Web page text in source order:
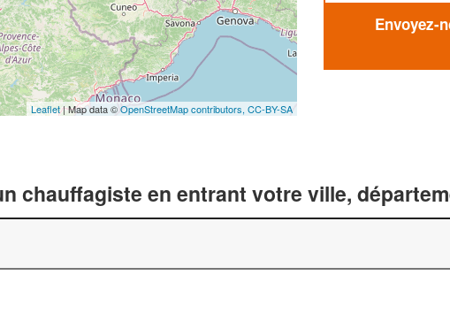
Leaflet| Map data ©OpenStreetMap contributors, CC-BY-SA
Envoyez-
chauffagiste en entrant votre ville,